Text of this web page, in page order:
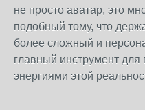
не просто аватар, это
подобный тому, что
более сложный и
главный инструмент для
энергиями этой